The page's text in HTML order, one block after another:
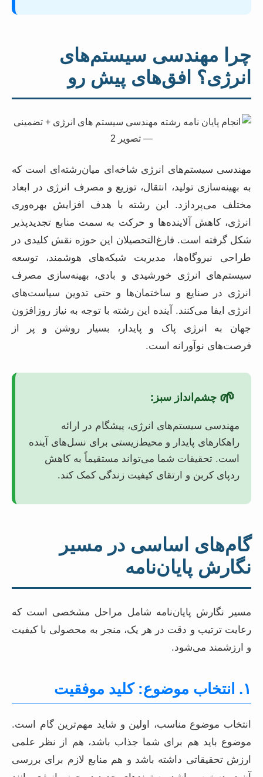
چرا مهندسی سیستم‌های
انرژی؟ افق‌های پیش رو
مهندسی سیستم‌های انرژی شاخه‌ای میان‌رشته‌ای است که
به بهینه‌سازی تولید، انتقال، توزیع و مصرف انرژی در ابعاد
مختلف می‌پردازد. این رشته با هدف افزایش بهره‌وری
انرژی، کاهش آلاینده‌ها و حرکت به سمت منابع تجدیدپذیر
شکل گرفته است. فارغ‌التحصیلان این حوزه نقش کلیدی در
طراحی نیروگاه‌ها، مدیریت شبکه‌های هوشمند، توسعه
سیستم‌های انرژی خورشیدی و بادی، بهینه‌سازی مصرف
انرژی در صنایع و ساختمان‌ها و حتی تدوین سیاست‌های
انرژی ایفا می‌کنند. آینده این رشته با توجه به نیاز روزافزون
جهان به انرژی پاک و پایدار، بسیار روشن و پر از
فرصت‌های نوآورانه است.
🌱 چشم‌انداز سبز:
مهندسی سیستم‌های انرژی، پیشگام در ارائه
راهکارهای پایدار و محیط‌زیستی برای نسل‌های آینده
است. تحقیقات شما می‌تواند مستقیماً به کاهش
ردپای کربن و ارتقای کیفیت زندگی کمک کند.
گام‌های اساسی در مسیر
نگارش پایان‌نامه
مسیر نگارش پایان‌نامه شامل مراحل مشخصی است که
رعایت ترتیب و دقت در هر یک، منجر به محصولی با کیفیت
و ارزشمند می‌شود.
۱. انتخاب موضوع: کلید موفقیت
انتخاب موضوع مناسب، اولین و شاید مهم‌ترین گام است.
موضوع باید هم برای شما جذاب باشد، هم از نظر علمی
ارزش تحقیقاتی داشته باشد و هم منابع لازم برای بررسی